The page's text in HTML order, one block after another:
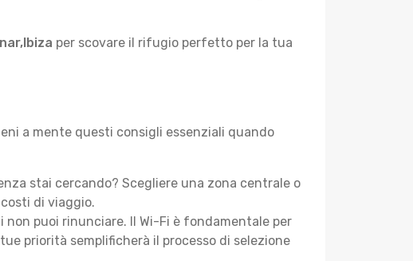
per scovare il rifugio perfetto per la tua
a mente questi consigli essenziali quando
stai cercando? Scegliere una zona centrale o
di viaggio.
puoi rinunciare. Il Wi-Fi è fondamentale per
priorità semplificherà il processo di selezione